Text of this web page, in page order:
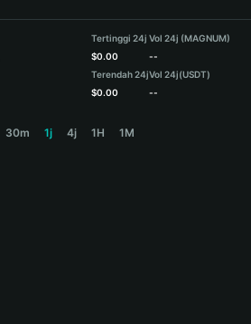
Tertinggi 24j
$0.00
Terendah 24j
$0.00
Vol 24j (MAGNUM)
--
Vol 24j(USDT)
--
30m 1j 4j 1H 1M